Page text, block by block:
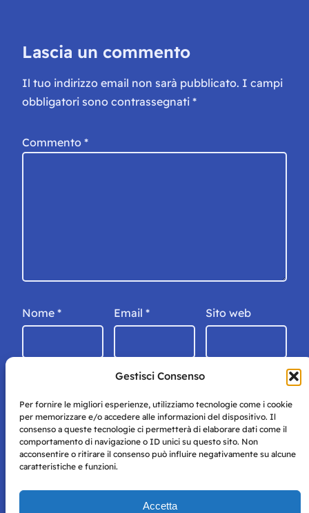
Gestisci Consenso
Per fornire le migliori esperienze, utilizziamo tecnologie come i cookie
per memorizzare e/o accedere alle informazioni del dispositivo. Il
consenso a queste tecnologie ci permetterà di elaborare dati come il
comportamento di navigazione o ID unici su questo sito. Non
acconsentire o ritirare il consenso può influire negativamente su alcune
caratteristiche e funzioni.
Accetta
Lascia un commento
Il tuo indirizzo email non sarà pubblicato. I campi
obbligatori sono contrassegnati *
Commento *
Nome * Email * Sito web
Storie di Napoli è una testata registrata presso il tribunale di